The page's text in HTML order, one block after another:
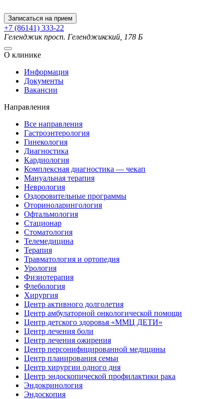
Записаться на прием
+7 (86141) 333-22
Геленджикпросп. Геленджикский, 178 Б
О клинике
Информация
Документы
Вакансии
Направления
Все направления
Гастроэнтерология
Гинекология
Диагностика
Кардиология
Комплексная диагностика — чекап
Мануальная терапия
Неврология
Оздоровительные программы
Оториноларингология
Офтальмология
Стационар
Стоматология
Телемедицина
Терапия
Травматология и ортопедия
Урология
Физиотерапия
Флебология
Хирургия
Центр активного долголетия
Центр амбулаторной онкологической помощи
Центр детского здоровья «ММЦ ДЕТИ»
Центр лечения боли
Центр лечения ожирения
Центр персонифицированной медицины
Центр планирования семьи
Центр хирургии одного дня
Центр эндоскопической профилактики рака
Эндокринология
Эндоскопия